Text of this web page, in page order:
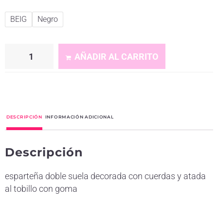
BEIG Negro
AÑADIR AL CARRITO
e
n
t
DESCRIPCIÓN INFORMACIÓN ADICIONAL
Descripción
esparteña doble suela decorada con cuerdas y atada
al tobillo con goma